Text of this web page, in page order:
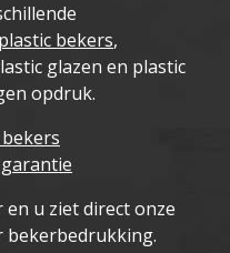
plastic bekers,
glazen en plastic
opdruk.
u ziet direct onze
bekerbedrukking.